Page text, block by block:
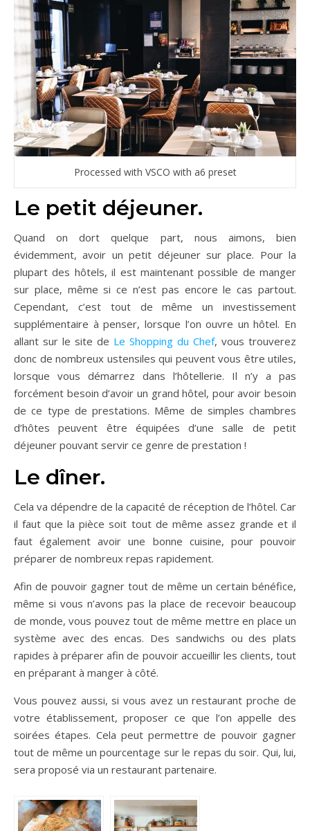
Processed with VSCO with a6 preset
Le petit déjeuner.
Quand on dort quelque part, nous aimons, bien
évidemment, avoir un petit déjeuner sur place. Pour la
plupart des hôtels, il est maintenant possible de manger
sur place, même si ce n’est pas encore le cas partout.
Cependant, c’est tout de même un investissement
supplémentaire à penser, lorsque l’on ouvre un hôtel. En
allant sur le site de Le Shopping du Chef, vous trouverez
donc de nombreux ustensiles qui peuvent vous être utiles,
lorsque vous démarrez dans l’hôtellerie. Il n’y a pas
forcément besoin d’avoir un grand hôtel, pour avoir besoin
de ce type de prestations. Même de simples chambres
d’hôtes peuvent être équipées d’une salle de petit
déjeuner pouvant servir ce genre de prestation !
Le dîner.
Cela va dépendre de la capacité de réception de l’hôtel. Car
il faut que la pièce soit tout de même assez grande et il
faut également avoir une bonne cuisine, pour pouvoir
préparer de nombreux repas rapidement.
Afin de pouvoir gagner tout de même un certain bénéfice,
même si vous n’avons pas la place de recevoir beaucoup
de monde, vous pouvez tout de même mettre en place un
système avec des encas. Des sandwichs ou des plats
rapides à préparer afin de pouvoir accueillir les clients, tout
en préparant à manger à côté.
Vous pouvez aussi, si vous avez un restaurant proche de
votre établissement, proposer ce que l’on appelle des
soirées étapes. Cela peut permettre de pouvoir gagner
tout de même un pourcentage sur le repas du soir. Qui, lui,
sera proposé via un restaurant partenaire.